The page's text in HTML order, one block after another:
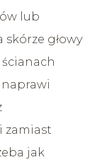
lub
skórze głowy
zamiast
jak